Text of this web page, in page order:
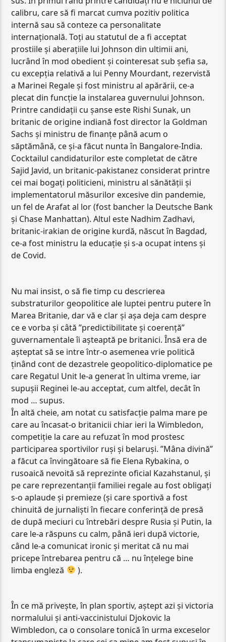
calibru, care să fi marcat cumva pozitiv politica
internă sau să conteze ca personalitate
internațională. Toți au statutul de a fi acceptat
prostiile și aberațiile lui Johnson din ultimii ani,
lucrând în mod obedient și cointeresat sub șefia sa,
cu excepția relativă a lui Penny Mourdant, rezervistă
a Marinei Regale și fost ministru al apărării, ce-a
plecat din funcție la instalarea guvernului Johnson.
Printre candidații cu șanse este Rishi Sunak, un
britanic de origine indiană fost director la Goldman
Sachs și ministru de finanțe până acum o
săptămână, ce și-a făcut nunta în Bangalore-India.
Cocktailul candidaturilor este completat de către
Sajid Javid, un britanic-pakistanez considerat printre
cei mai bogați politicieni, ministru al sănătății și
implementatorul măsurilor excesive din pandemie,
un fel de Arafat al lor (fost bancher la Deutsche Bank
și Chase Manhattan). Altul este Nadhim Zadhavi,
britanic-irakian de origine kurdă, născut în Bagdad,
ce-a fost ministru la educație și s-a ocupat intens și
de Covid.
Nu mai insist, o să fie timp cu descrierea
substraturilor geopolitice ale luptei pentru putere în
Marea Britanie, dar vă e clar și așa deja cam despre
ce e vorba și câtă ”predictibilitate și coerență”
guvernamentale îi așteaptă pe britanici. Însă era de
așteptat să se intre într-o asemenea vrie politică
ținând cont de dezastrele geopolitico-diplomatice pe
care Regatul Unit le-a generat în ultima vreme, iar
supușii Reginei le-au acceptat, cum altfel, decât în
mod … supus.
În altă cheie, am notat cu satisfacție palma mare pe
care au încasat-o britanicii chiar ieri la Wimbledon,
competiție la care au refuzat în mod prostesc
participarea sportivilor ruși și belaruși. ”Mâna divină”
a făcut ca învingătoare să fie Elena Rybakina, o
rusoaică nevoită să reprezinte oficial Kazahstanul, și
pe care reprezentanții familiei regale au fost obligați
s-o aplaude și premieze (și care sportivă a fost
chinuită de jurnaliști în fiecare conferință de presă
de după meciuri cu întrebări despre Rusia și Putin, la
care le-a răspuns cu calm, până ieri după victorie,
când le-a comunicat ironic și meritat că nu mai
pricepe întrebarea pentru că … nu înțelege bine
limba engleză
).
În ce mă privește, în plan sportiv, aștept azi și victoria
normalului și anti-vaccinistului Djokovic la
Wimbledon, ca o consolare tonică în urma exceselor